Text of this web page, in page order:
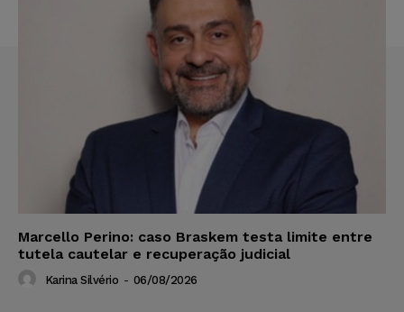
Marcello Perino: caso Braskem testa limite entre
tutela cautelar e recuperação judicial
Karina Silvério - 06/08/2026